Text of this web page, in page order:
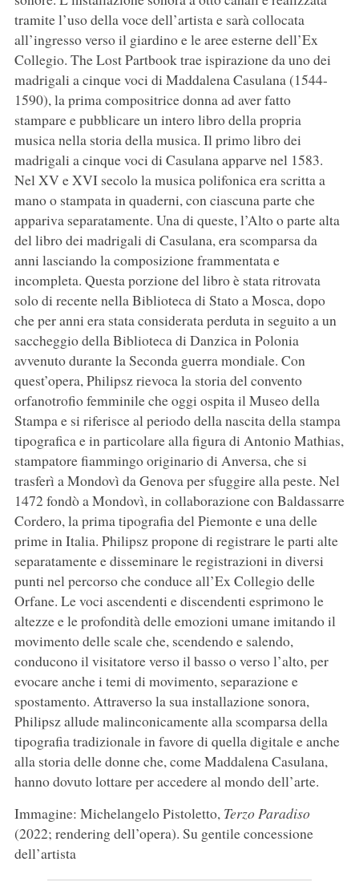
tramite l’uso della voce dell’artista e sarà collocata
all’ingresso verso il giardino e le aree esterne dell’Ex
Collegio. The Lost Partbook trae ispirazione da uno dei
madrigali a cinque voci di Maddalena Casulana (1544-
1590), la prima compositrice donna ad aver fatto
stampare e pubblicare un intero libro della propria
musica nella storia della musica. Il primo libro dei
madrigali a cinque voci di Casulana apparve nel 1583.
Nel XV e XVI secolo la musica polifonica era scritta a
mano o stampata in quaderni, con ciascuna parte che
appariva separatamente. Una di queste, l’Alto o parte alta
del libro dei madrigali di Casulana, era scomparsa da
anni lasciando la composizione frammentata e
incompleta. Questa porzione del libro è stata ritrovata
solo di recente nella Biblioteca di Stato a Mosca, dopo
che per anni era stata considerata perduta in seguito a un
saccheggio della Biblioteca di Danzica in Polonia
avvenuto durante la Seconda guerra mondiale. Con
quest’opera, Philipsz rievoca la storia del convento
orfanotrofio femminile che oggi ospita il Museo della
Stampa e si riferisce al periodo della nascita della stampa
tipografica e in particolare alla figura di Antonio Mathias,
stampatore fiammingo originario di Anversa, che si
trasferì a Mondovì da Genova per sfuggire alla peste. Nel
1472 fondò a Mondovì, in collaborazione con Baldassarre
Cordero, la prima tipografia del Piemonte e una delle
prime in Italia. Philipsz propone di registrare le parti alte
separatamente e disseminare le registrazioni in diversi
punti nel percorso che conduce all’Ex Collegio delle
Orfane. Le voci ascendenti e discendenti esprimono le
altezze e le profondità delle emozioni umane imitando il
movimento delle scale che, scendendo e salendo,
conducono il visitatore verso il basso o verso l’alto, per
evocare anche i temi di movimento, separazione e
spostamento. Attraverso la sua installazione sonora,
Philipsz allude malinconicamente alla scomparsa della
tipografia tradizionale in favore di quella digitale e anche
alla storia delle donne che, come Maddalena Casulana,
hanno dovuto lottare per accedere al mondo dell’arte.
Immagine: Michelangelo Pistoletto, Terzo Paradiso
(2022; rendering dell’opera). Su gentile concessione
dell’artista